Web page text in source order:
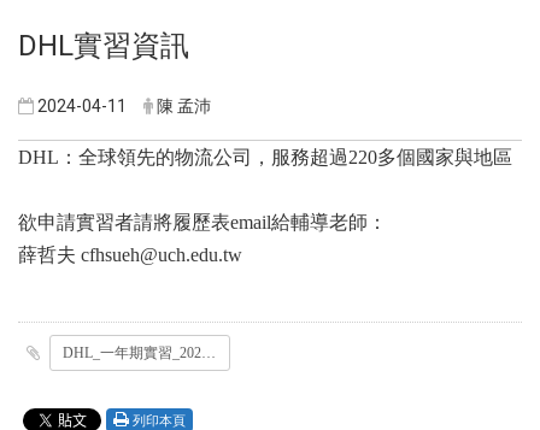
DHL實習資訊
2024-04-11 陳 孟沛
DHL：全球領先的物流公司，服務超過220多個國家與地區
欲申請實習者請將履歷表email給輔導老師：
薛哲夫 cfhsueh@uch.edu.tw
DHL_一年期實習_20240409.pdf
列印本頁